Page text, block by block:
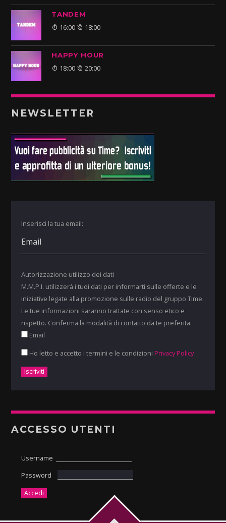
TANDEM
16:00 18:00
HAPPY HOUR
18:00 20:00
NEWSLETTER
Inserisci la tua email:
Autorizzazione utilizzo dei dati
M.M.P.I. utilizzerà i tuoi dati per informarti sulle offerte e le
iniziative legate alla promozione sulle radio del gruppo Time.
Le tue informazioni saranno trattate con senso etico e
rispetto. Conferma la modalità di contatto da te preferita:
Email
Ho letto e accetto i termini e le condizioni Privacy Policy
ACCESSO UTENTI
Username
Password